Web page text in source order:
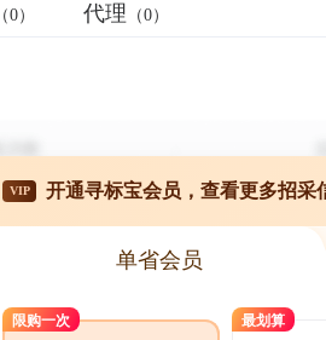
（0） 代理 （0）
VIP 开通寻标宝会员，查看更多招采
单省会员
限购一次 最划算